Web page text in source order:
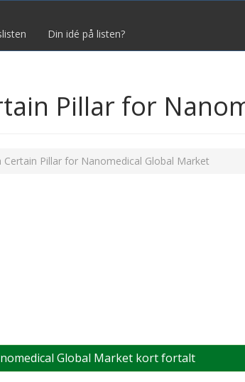
Din idé på listen?
Pillar for
Certain Pillar for Nanomedical Global Market
Global Market kort fortalt